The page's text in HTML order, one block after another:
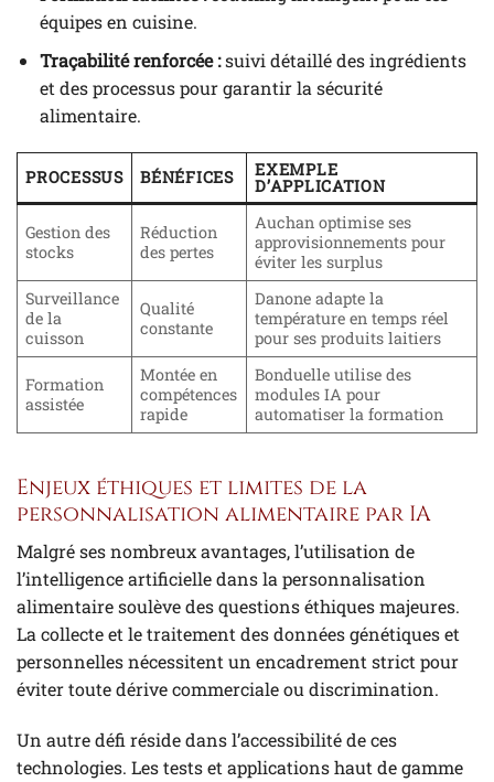
équipes en cuisine.
Traçabilité renforcée :suivi détaillé des ingrédients
et des processus pour garantir la sécurité
alimentaire.
PROCESSUS BÉNÉFICES EXEMPLE
D’APPLICATION
Gestion des
stocks
Réduction
des pertes
Auchan optimise ses
approvisionnements pour
éviter les surplus
Surveillance
de la
cuisson
Qualité
constante
Danone adapte la
température en temps réel
pour ses produits laitiers
Formation
assistée
Montée en
compétences
rapide
Bonduelle utilise des
modules IA pour
automatiser la formation
Enjeux éthiques et limites de la
personnalisation alimentaire par IA
Malgré ses nombreux avantages, l’utilisation de
l’intelligence artificielle dans la personnalisation
alimentaire soulève des questions éthiques majeures.
La collecte et le traitement des données génétiques et
personnelles nécessitent un encadrement strict pour
éviter toute dérive commerciale ou discrimination.
Un autre défi réside dans l’accessibilité de ces
technologies. Les tests et applications haut de gamme